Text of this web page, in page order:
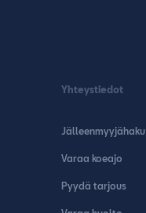
Yhteystiedot
Jälleenmyyjähaku
Varaa koeajo
Pyydä tarjous